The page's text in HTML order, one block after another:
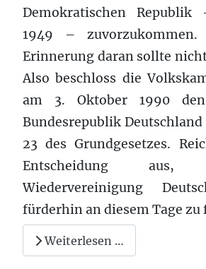
Demokratischen
1949 – zuvorzukommen.
Erinnerung daran sollte
Also beschloss die
am 3. Oktober 1990
Bundesrepublik
23 des Grundgesetzes.
Entscheidung
Wiedervereinigung
fürderhin an diesem Tage zu
Weiterlesen …